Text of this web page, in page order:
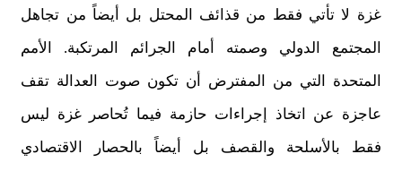
غزة لا تأتي فقط من قذائف المحتل بل أيضاً من تجاهل
المجتمع الدولي وصمته أمام الجرائم المرتكبة. الأمم
المتحدة التي من المفترض أن تكون صوت العدالة تقف
عاجزة عن اتخاذ إجراءات حازمة فيما تُحاصر غزة ليس
فقط بالأسلحة والقصف بل أيضاً بالحصار الاقتصادي